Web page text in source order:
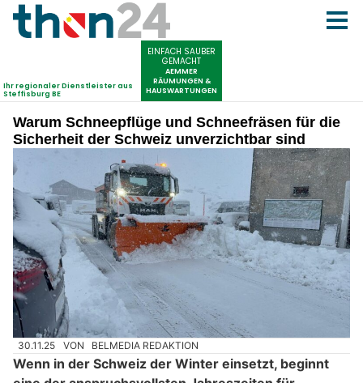
Warum Schneepflüge und Schneefräsen für die
Sicherheit der Schweiz unverzichtbar sind
30.11.25 VON BELMEDIA REDAKTION
Wenn in der Schweiz der Winter einsetzt, beginnt